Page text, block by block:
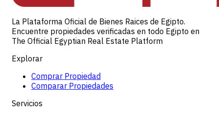
La Plataforma Oficial de Bienes Raices de Egipto.
Encuentre propiedades verificadas en todo Egipto en
The Official Egyptian Real Estate Platform
Explorar
Comprar Propiedad
Comparar Propiedades
Servicios